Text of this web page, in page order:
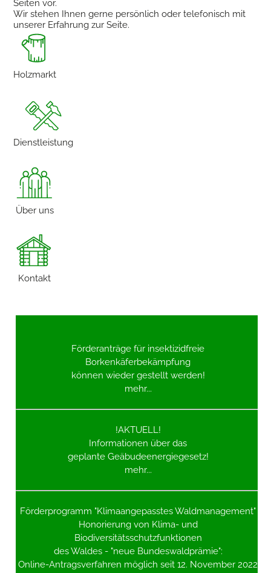
Seiten vor.
Wir stehen Ihnen gerne persönlich oder telefonisch mit
unserer Erfahrung zur Seite.
Holzmarkt
Dienstleistung
Über uns
Kontakt
Förderanträge für insektizidfreie
Borkenkäferbekämpfung
können wieder gestellt werden!
mehr...
!AKTUELL!
Informationen über das
geplante Geäbudeenergiegesetz!
mehr...
Förderprogramm "Klimaangepasstes Waldmanagement"
Honorierung von Klima- und
Biodiversitätsschutzfunktionen
des Waldes- "neue Bundeswaldprämie":
Online-Antragsverfahren möglich seit 12. November 2022